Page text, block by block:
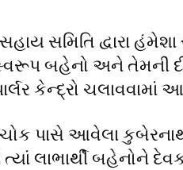
સમિતિ દ્વારા
સ્વરૂપ બહેનો અને તેમની
કેન્દ્રો ચલાવવામાં
પાસે આવેલા
લાભાર્થી બહેનોને